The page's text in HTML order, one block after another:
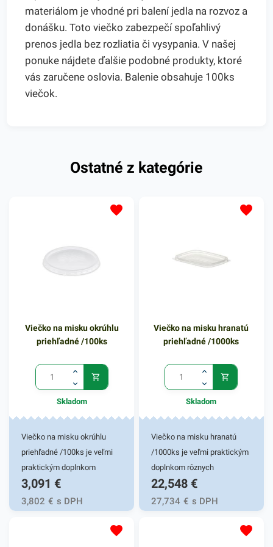
materiálom je vhodné pri balení jedla na rozvoz a
donášku. Toto viečko zabezpečí spoľahlivý
prenos jedla bez rozliatia či vysypania. V našej
ponuke nájdete ďalšie podobné produkty, ktoré
vás zaručene oslovia. Balenie obsahuje 100ks
viečok.
Ostatné z kategórie
Viečko na misku okrúhlu
priehľadné /100ks
Skladom
Viečko na misku okrúhlu
priehľadné /100ks je veľmi
praktickým doplnkom
rôznych gastronomických
reštaurácií a iných
potravinových prevádzok.
Priehľadné viečko je vhodné
3,091 €
3,802 € s DPH
Viečko na misku hranatú
priehľadné /1000ks
Skladom
Viečko na misku hranatú
/1000ks je veľmi praktickým
doplnkom rôznych
gastronomických reštaurácií
a iných potravinových
prevádzok. Viečko je vhodné
pre hranaté misky, ktoré sa
22,548 €
27,734 € s DPH